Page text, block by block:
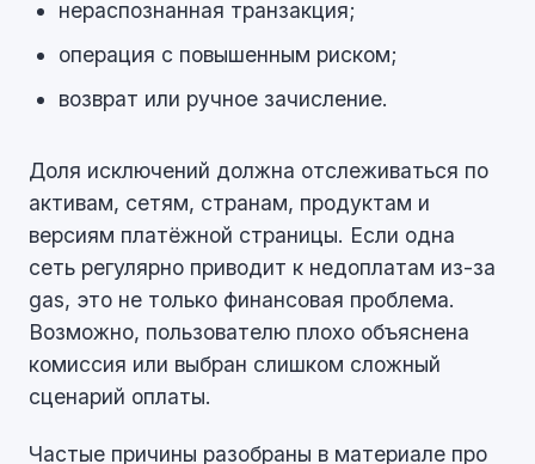
нераспознанная транзакция;
операция с повышенным риском;
возврат или ручное зачисление.
Доля исключений должна отслеживаться по
активам, сетям, странам, продуктам и
версиям платёжной страницы. Если одна
сеть регулярно приводит к недоплатам из-за
gas, это не только финансовая проблема.
Возможно, пользователю плохо объяснена
комиссия или выбран слишком сложный
сценарий оплаты.
Частые причины разобраны в материале про